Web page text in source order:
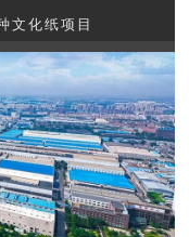
文化纸项目